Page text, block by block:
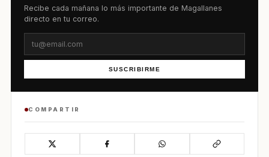
Recibe cada mañana lo más importante de Magallanes
directo en tu correo.
SUSCRIBIRME
COMPARTIR